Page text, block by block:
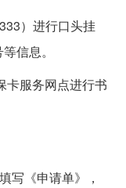
）进行口头挂
信息。
卡服务网点进行书
写《申请单》，